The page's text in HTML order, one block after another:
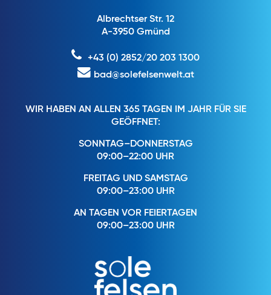
Albrechtser Str. 12
A-3950 Gmünd
+43 (0) 2852/20 203 1300
bad@solefelsenwelt.at
WIR HABEN AN ALLEN 365 TAGEN IM JAHR FÜR SIE
GEÖFFNET:
SONNTAG–DONNERSTAG
09:00–22:00 UHR
FREITAG UND SAMSTAG
09:00–23:00 UHR
AN TAGEN VOR FEIERTAGEN
09:00–23:00 UHR